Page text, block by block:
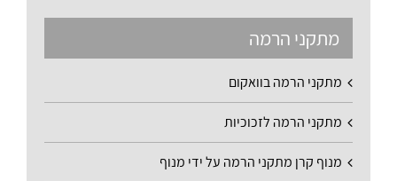
מתקני הרמה
מתקני הרמה בוואקום
מתקני הרמה לזכוכיות
מנוף קרן מתקני הרמה על ידי מנוף